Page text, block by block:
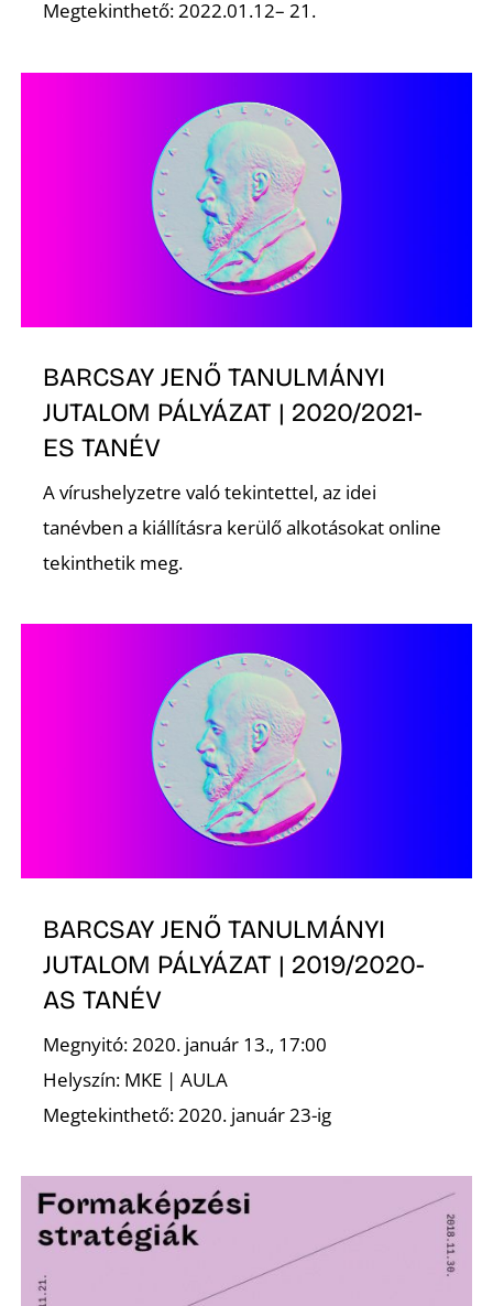
Megtekinthető: 2022.01.12– 21.
BARCSAY JENŐ TANULMÁNYI
JUTALOM PÁLYÁZAT | 2020/2021-
ES TANÉV
A vírushelyzetre való tekintettel, az idei
tanévben a kiállításra kerülő alkotásokat online
tekinthetik meg.
BARCSAY JENŐ TANULMÁNYI
JUTALOM PÁLYÁZAT | 2019/2020-
AS TANÉV
Megnyitó: 2020. január 13., 17:00
Helyszín: MKE | AULA
Megtekinthető: 2020. január 23-ig